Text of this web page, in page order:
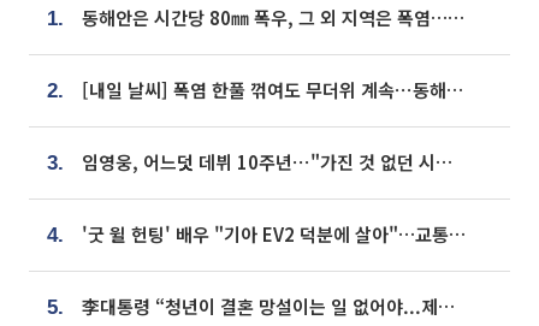
1. 동해안은 시간당 80㎜ 폭우, 그 외 지역은 폭염…‘극과 극 날씨’
2. [내일 날씨] 폭염 한풀 꺾여도 무더위 계속⋯동해안 이틀 연속 비
3. 임영웅, 어느덧 데뷔 10주년⋯"가진 것 없던 시절, 내 앞엔 20명의 팬뿐"
4. '굿 윌 헌팅' 배우 "기아 EV2 덕분에 살아"…교통사고 후 안전성 극찬
5. 李대통령 “청년이 결혼 망설이는 일 없어야...제도상 불이익 조사”